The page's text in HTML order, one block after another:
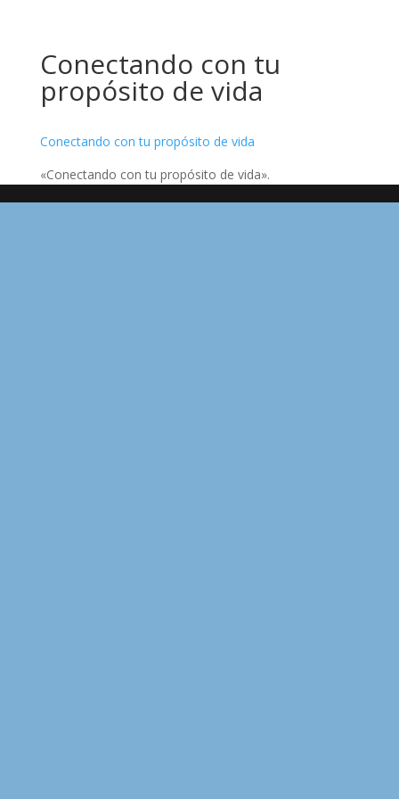
Conectando con tu
propósito de vida
Conectando con tu propósito de vida
«Conectando con tu propósito de vida».